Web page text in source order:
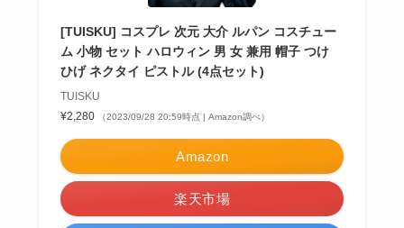
[TUISKU] コスプレ 次元 大介 ルパン コスチュー
ム 小物 セット ハロウィン 男 女 兼用 帽子 つけ
ひげ ネクタイ ピストル (4点セット)
TUISKU
¥2,280
（2023/09/28 20:59時点 | Amazon調べ）
Amazon
楽天市場